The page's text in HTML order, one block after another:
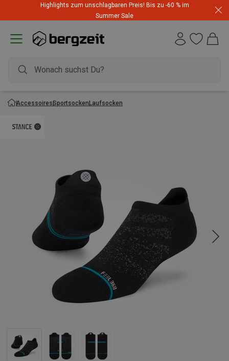
Highlights zum unschlagbaren Preis! Bis zu -60 % im
Summer Sale
AccessoiresSportsockenLaufsocken